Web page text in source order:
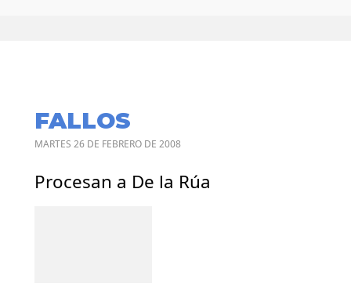
FALLOS
MARTES 26 DE FEBRERO DE 2008
Procesan a De la Rúa